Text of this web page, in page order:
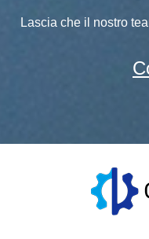
Lascia che il nostro